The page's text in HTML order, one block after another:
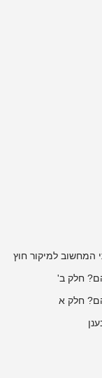
המחשוב למיקור חוץ
חלק ב'
חלק א